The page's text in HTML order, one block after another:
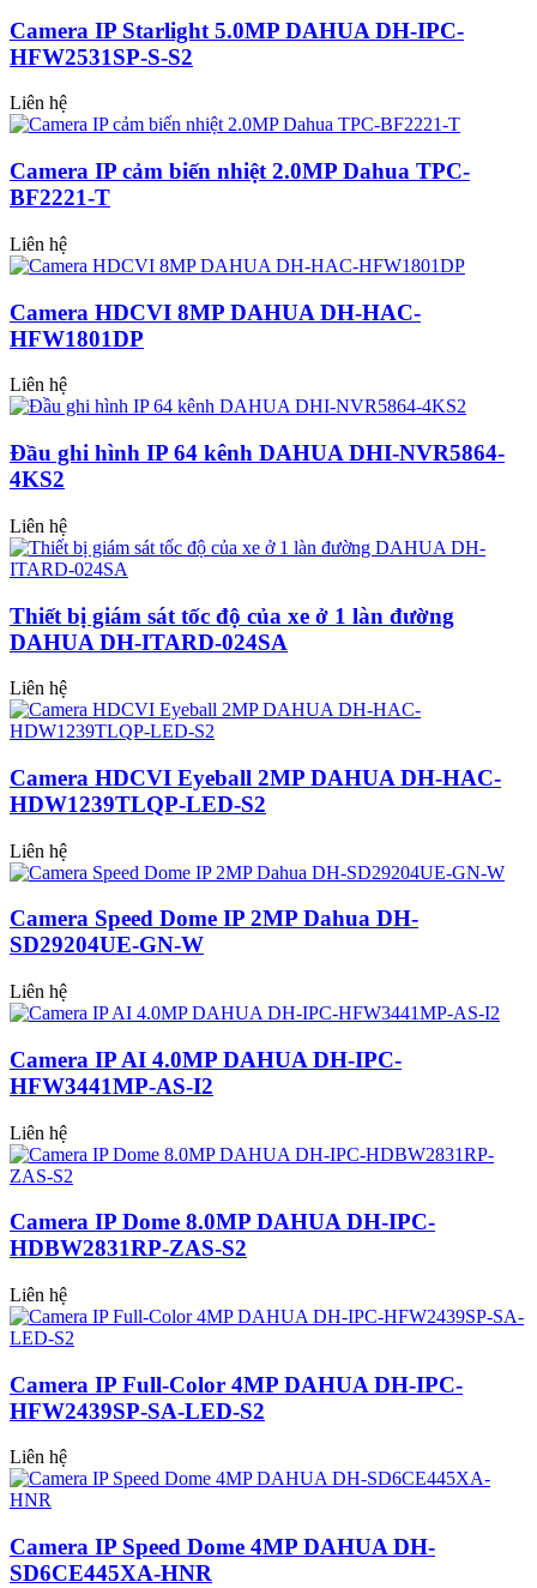
Camera IP Starlight 5.0MP DAHUA DH-IPC-
HFW2531SP-S-S2
Liên hệ
Camera IP cảm biến nhiệt 2.0MP Dahua TPC-
BF2221-T
Liên hệ
Camera HDCVI 8MP DAHUA DH-HAC-
HFW1801DP
Liên hệ
Đầu ghi hình IP 64 kênh DAHUA DHI-NVR5864-
4KS2
Liên hệ
Thiết bị giám sát tốc độ của xe ở 1 làn đường
DAHUA DH-ITARD-024SA
Liên hệ
Camera HDCVI Eyeball 2MP DAHUA DH-HAC-
HDW1239TLQP-LED-S2
Liên hệ
Camera Speed Dome IP 2MP Dahua DH-
SD29204UE-GN-W
Liên hệ
Camera IP AI 4.0MP DAHUA DH-IPC-
HFW3441MP-AS-I2
Liên hệ
Camera IP Dome 8.0MP DAHUA DH-IPC-
HDBW2831RP-ZAS-S2
Liên hệ
Camera IP Full-Color 4MP DAHUA DH-IPC-
HFW2439SP-SA-LED-S2
Liên hệ
Camera IP Speed Dome 4MP DAHUA DH-
SD6CE445XA-HNR